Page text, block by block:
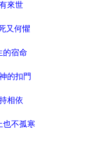
來世
又何懼
的宿命
的扣門
相依
也不孤寒